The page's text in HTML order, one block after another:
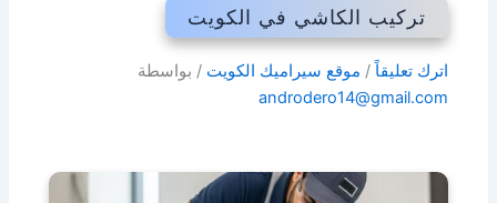
تركيب الكاشي في الكويت
اترك تعليقاً / موقع سيراميك الكويت / بواسطة
androdero14@gmail.com